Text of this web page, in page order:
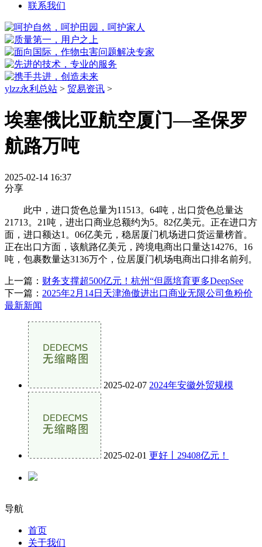
联系我们
ylzz永利总站 > 贸易资讯 >
埃塞俄比亚航空厦门—圣保罗
航路万吨
2025-02-14 16:37
分享
此中，进口货色总量为11513。64吨，出口货色总量达
21713。21吨，进出口商业总额约为5。82亿美元。正在进口方
面，进口额达1。06亿美元，稳居厦门机场进口货运量榜首。
正在出口方面，该航路亿美元，跨境电商出口量达14276。16
吨，包裹数量达3136万个，位居厦门机场电商出口排名前列。
上一篇： 财务支撑超500亿元！杭州“但愿培育更多DeepSee
下一篇： 2025年2月14日天津渔傲进出口商业无限公司鱼粉价
最新新闻
2025-02-07 2024年安徽外贸规模
2025-02-01 更好丨29408亿元！
导航
首页
关于我们